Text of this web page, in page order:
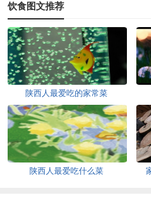
饮食图文推荐
陕西人最爱吃的家常菜
陕西人最爱吃什么菜